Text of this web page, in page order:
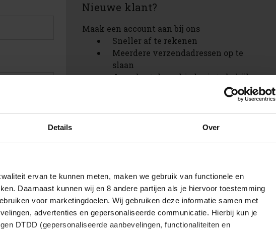
Details Over
ervan te kunnen meten, maken we gebruik van functionele en
Daarnaast kunnen wij en 8 andere partijen als je hiervoor toestemming
voor marketingdoelen. Wij gebruiken deze informatie samen met
advertenties en gepersonaliseerde communicatie. Hierbij kun je
DTDD (gepersonaliseerde aanbevelingen, functionaliteiten en
Nieuwe klant?
Maak een account aan bij ons
Sneller af te rekenen
Meerdere verzendadressen op te
slaan
Jouw bestelgeschiedenis te bekijken
Nieuwe bestellingen te volgen
verlanglijstje
Account aanmaken